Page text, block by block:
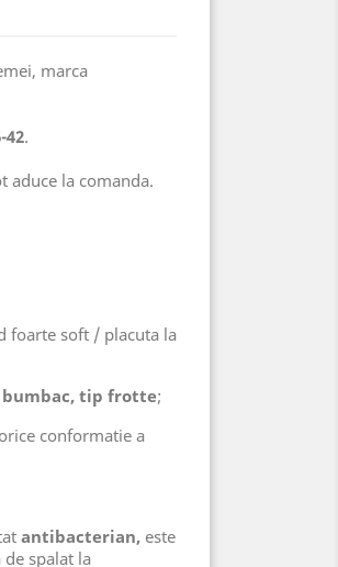
marca
42.
aduce la comanda.
foarte soft / placuta la
bumbac, tip frotte;
conformatie a
antibacterian, este
de spalat la